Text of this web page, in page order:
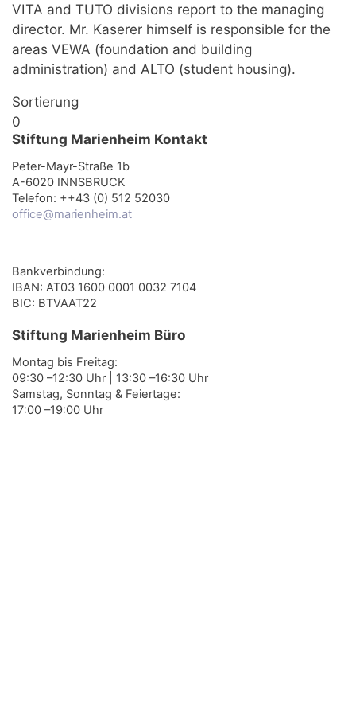
VITA and TUTO divisions report to the managing
director. Mr. Kaserer himself is responsible for the
areas VEWA (foundation and building
administration) and ALTO (student housing).
Sortierung
0
Stiftung Marienheim Kontakt
Peter-Mayr-Straße 1b
A-6020 INNSBRUCK
Telefon: ++43 (0) 512 52030
office@marienheim.at
Bankverbindung:
IBAN: AT03 1600 0001 0032 7104
BIC: BTVAAT22
Stiftung Marienheim Büro
Montag bis Freitag:
09:30 –12:30 Uhr | 13:30 –16:30 Uhr
Samstag, Sonntag & Feiertage:
17:00 –19:00 Uhr